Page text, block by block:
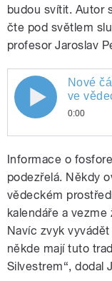
budou svítit. Autor
čte pod světlem
profesor Jaroslav
Nové
ve
souvisí
0:00
Informace o
podezřelá. Někdy
vědeckém
kalendáře a
Navíc zvyk
někde mají tuto
Silvestrem“, dodal